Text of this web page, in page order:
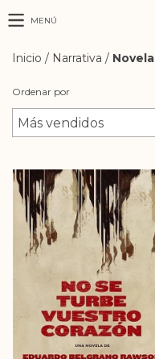
MENÚ
Inicio / Narrativa / Novela
Ordenar por